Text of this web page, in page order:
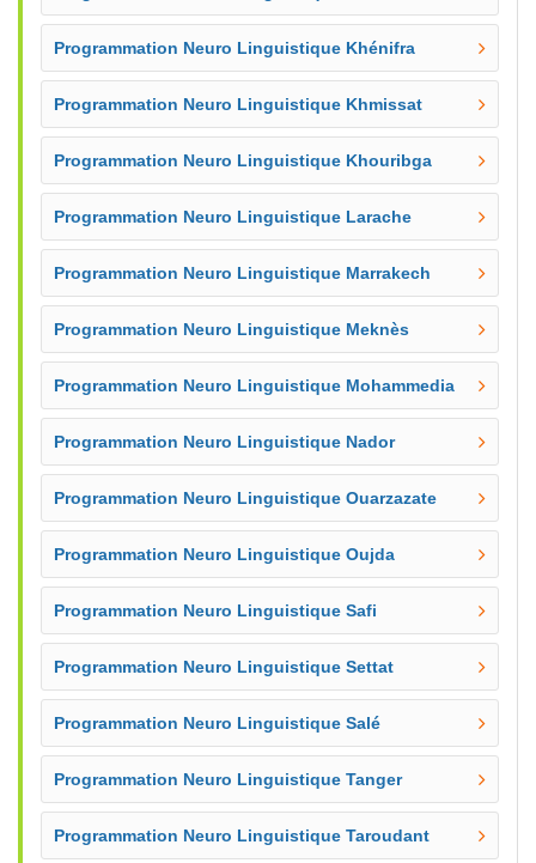
Programmation Neuro Linguistique Khénifra
Programmation Neuro Linguistique Khmissat
Programmation Neuro Linguistique Khouribga
Programmation Neuro Linguistique Larache
Programmation Neuro Linguistique Marrakech
Programmation Neuro Linguistique Meknès
Programmation Neuro Linguistique Mohammedia
Programmation Neuro Linguistique Nador
Programmation Neuro Linguistique Ouarzazate
Programmation Neuro Linguistique Oujda
Programmation Neuro Linguistique Safi
Programmation Neuro Linguistique Settat
Programmation Neuro Linguistique Salé
Programmation Neuro Linguistique Tanger
Programmation Neuro Linguistique Taroudant